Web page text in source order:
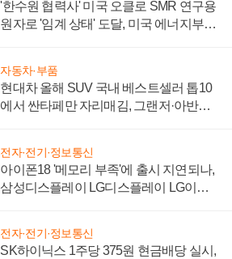
'한수원 협력사' 미국 오클로 SMR 연구용
원자로 '임계 상태' 도달, 미국 에너지부
자동차·부품
현대차 올해 SUV 국내 베스트셀러 톱10
에서 싼타페만 자리매김, 그랜저·아반떼
전자·전기·정보통신
아이폰18 '메모리 부족'에 출시 지연되나,
삼성디스플레이 LG디스플레이 LG이노
전자·전기·정보통신
SK하이닉스 1주당 375원 현금배당 실시,